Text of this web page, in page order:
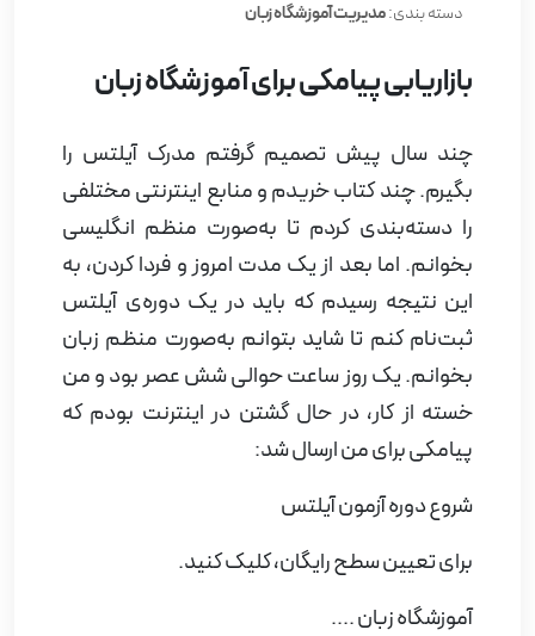
دسته بندی:مدیریت آموزشگاه زبان
بازاریابی پیامکی برای آموزشگاه زبان
چند سال پیش تصمیم گرفتم مدرک آیلتس را
بگیرم. چند کتاب خریدم و منابع اینترنتی مختلفی
را دسته‌بندی کردم تا به‌صورت منظم انگلیسی
بخوانم. اما بعد از یک مدت امروز و فردا کردن، به
این نتیجه رسیدم که باید در یک دوره‌ی آیلتس
ثبت‌نام کنم تا شاید بتوانم به‌صورت منظم زبان
بخوانم. یک روز ساعت حوالی شش عصر بود و من
خسته از کار، در حال گشتن در اینترنت بودم که
پیامکی برای من ارسال شد:
شروع دوره آزمون آیلتس
برای تعیین سطح رایگان، کلیک کنید.
آموزشگاه زبان ....